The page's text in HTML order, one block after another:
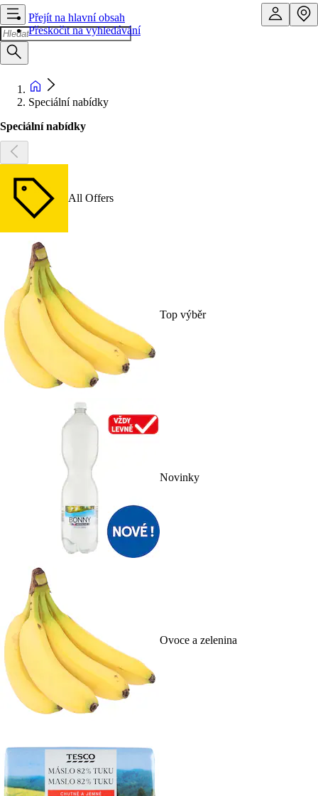
Přejít na hlavní obsah
Přeskočit na vyhledávání
Speciální nabídky
Speciální nabídky
All Offers
Top výběr
Novinky
Ovoce a zelenina